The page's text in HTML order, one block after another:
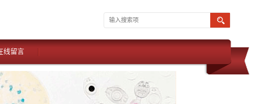
线留言